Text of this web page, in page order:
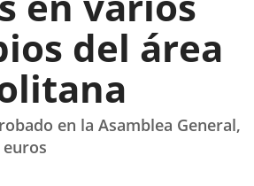
del área
en la Asamblea General,
euros